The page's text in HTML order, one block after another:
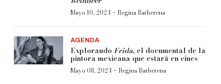
Mayo 10, 2024 · Regina Barberena
AGENDA
Explorando Frida, el documental de la
pintora mexicana que estará en cines
Mayo 08, 2024 · Regina Barberena